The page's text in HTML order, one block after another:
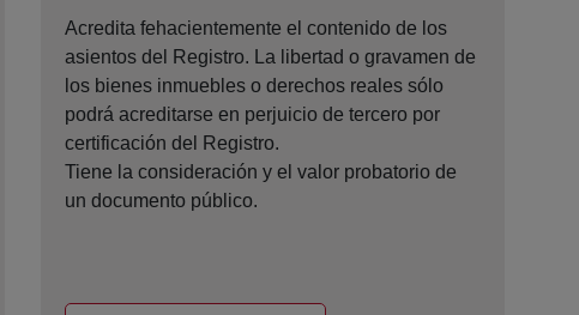
Acredita fehacientemente el contenido de los
asientos del Registro. La libertad o gravamen de
los bienes inmuebles o derechos reales sólo
podrá acreditarse en perjuicio de tercero por
certificación del Registro.
Tiene la consideración y el valor probatorio de
un documento público.